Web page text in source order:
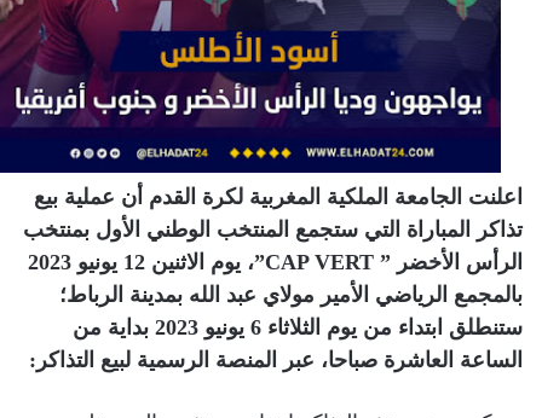
اعلنت الجامعة الملكية المغربية لكرة القدم أن عملية بيع
تذاكر المباراة التي ستجمع المنتخب الوطني الأول بمنتخب
الرأس الأخضر ” CAP VERT”، يوم الاثنين 12 يونيو 2023
بالمجمع الرياضي الأمير مولاي عبد الله بمدينة الرباط؛
ستنطلق ابتداء من يوم الثلاثاء 6 يونيو 2023 بداية من
الساعة العاشرة صباحا، عبر المنصة الرسمية لبيع التذاكر: